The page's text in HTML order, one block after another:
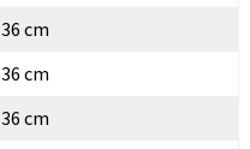
36 cm
36 cm
36 cm